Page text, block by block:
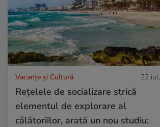
Vacanțe și Cultură 22 iul.
Rețelele de socializare strică
elementul de explorare al
călătoriilor, arată un nou studiu: